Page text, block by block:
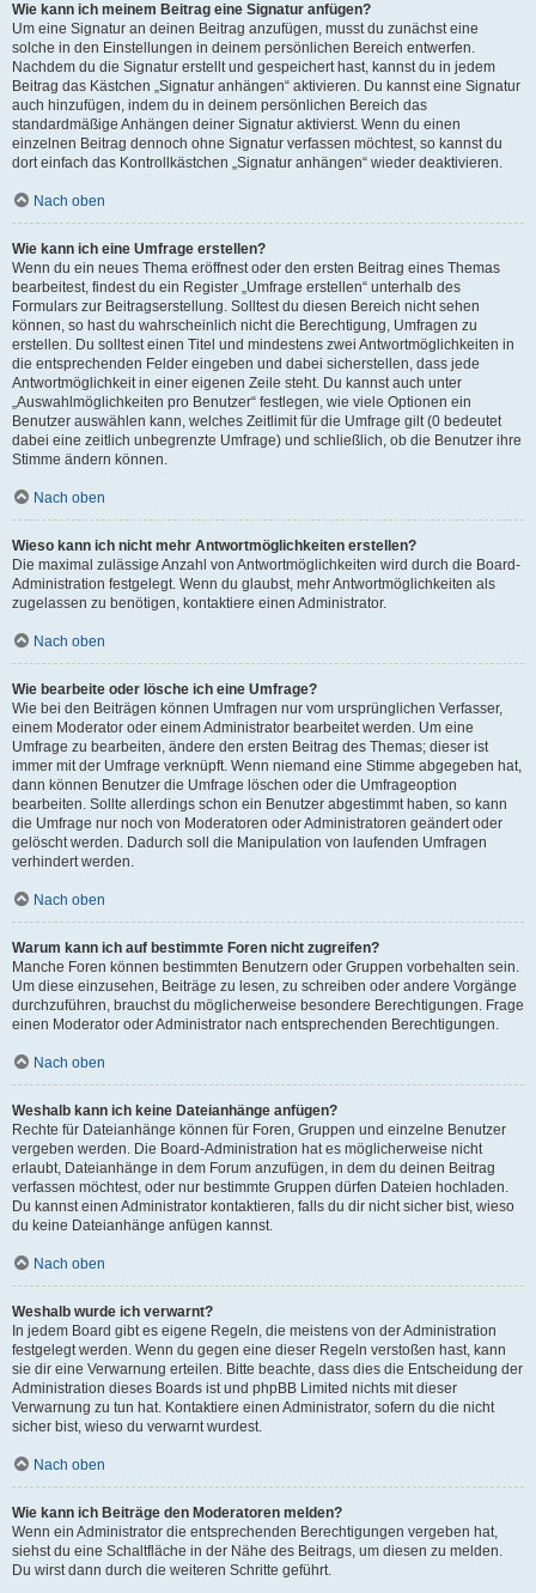
Wie kann ich meinem Beitrag eine Signatur anfügen?
Um eine Signatur an deinen Beitrag anzufügen, musst du zunächst eine
solche in den Einstellungen in deinem persönlichen Bereich entwerfen.
Nachdem du die Signatur erstellt und gespeichert hast, kannst du in jedem
Beitrag das Kästchen „Signatur anhängen“ aktivieren. Du kannst eine Signatur
auch hinzufügen, indem du in deinem persönlichen Bereich das
standardmäßige Anhängen deiner Signatur aktivierst. Wenn du einen
einzelnen Beitrag dennoch ohne Signatur verfassen möchtest, so kannst du
dort einfach das Kontrollkästchen „Signatur anhängen“ wieder deaktivieren.
Nach oben
Wie kann ich eine Umfrage erstellen?
Wenn du ein neues Thema eröffnest oder den ersten Beitrag eines Themas
bearbeitest, findest du ein Register „Umfrage erstellen“ unterhalb des
Formulars zur Beitragserstellung. Solltest du diesen Bereich nicht sehen
können, so hast du wahrscheinlich nicht die Berechtigung, Umfragen zu
erstellen. Du solltest einen Titel und mindestens zwei Antwortmöglichkeiten in
die entsprechenden Felder eingeben und dabei sicherstellen, dass jede
Antwortmöglichkeit in einer eigenen Zeile steht. Du kannst auch unter
„Auswahlmöglichkeiten pro Benutzer“ festlegen, wie viele Optionen ein
Benutzer auswählen kann, welches Zeitlimit für die Umfrage gilt (0 bedeutet
dabei eine zeitlich unbegrenzte Umfrage) und schließlich, ob die Benutzer ihre
Stimme ändern können.
Nach oben
Wieso kann ich nicht mehr Antwortmöglichkeiten erstellen?
Die maximal zulässige Anzahl von Antwortmöglichkeiten wird durch die Board-
Administration festgelegt. Wenn du glaubst, mehr Antwortmöglichkeiten als
zugelassen zu benötigen, kontaktiere einen Administrator.
Nach oben
Wie bearbeite oder lösche ich eine Umfrage?
Wie bei den Beiträgen können Umfragen nur vom ursprünglichen Verfasser,
einem Moderator oder einem Administrator bearbeitet werden. Um eine
Umfrage zu bearbeiten, ändere den ersten Beitrag des Themas; dieser ist
immer mit der Umfrage verknüpft. Wenn niemand eine Stimme abgegeben hat,
dann können Benutzer die Umfrage löschen oder die Umfrageoption
bearbeiten. Sollte allerdings schon ein Benutzer abgestimmt haben, so kann
die Umfrage nur noch von Moderatoren oder Administratoren geändert oder
gelöscht werden. Dadurch soll die Manipulation von laufenden Umfragen
verhindert werden.
Nach oben
Warum kann ich auf bestimmte Foren nicht zugreifen?
Manche Foren können bestimmten Benutzern oder Gruppen vorbehalten sein.
Um diese einzusehen, Beiträge zu lesen, zu schreiben oder andere Vorgänge
durchzuführen, brauchst du möglicherweise besondere Berechtigungen. Frage
einen Moderator oder Administrator nach entsprechenden Berechtigungen.
Nach oben
Weshalb kann ich keine Dateianhänge anfügen?
Rechte für Dateianhänge können für Foren, Gruppen und einzelne Benutzer
vergeben werden. Die Board-Administration hat es möglicherweise nicht
erlaubt, Dateianhänge in dem Forum anzufügen, in dem du deinen Beitrag
verfassen möchtest, oder nur bestimmte Gruppen dürfen Dateien hochladen.
Du kannst einen Administrator kontaktieren, falls du dir nicht sicher bist, wieso
du keine Dateianhänge anfügen kannst.
Nach oben
Weshalb wurde ich verwarnt?
In jedem Board gibt es eigene Regeln, die meistens von der Administration
festgelegt werden. Wenn du gegen eine dieser Regeln verstoßen hast, kann
sie dir eine Verwarnung erteilen. Bitte beachte, dass dies die Entscheidung der
Administration dieses Boards ist und phpBB Limited nichts mit dieser
Verwarnung zu tun hat. Kontaktiere einen Administrator, sofern du die nicht
sicher bist, wieso du verwarnt wurdest.
Nach oben
Wie kann ich Beiträge den Moderatoren melden?
Wenn ein Administrator die entsprechenden Berechtigungen vergeben hat,
siehst du eine Schaltfläche in der Nähe des Beitrags, um diesen zu melden.
Du wirst dann durch die weiteren Schritte geführt.